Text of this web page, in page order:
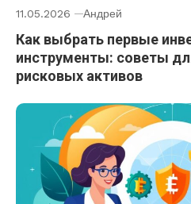
11.05.2026 Андрей
Как выбрать первые
инструменты: советы
рисковых активов